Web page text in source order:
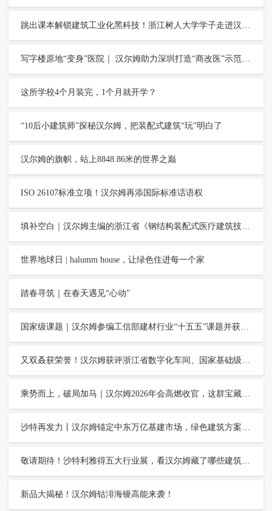
跳出课本解锁建筑工业化黑科技！浙江树人大学学子走进汉尔姆实景课堂
写字楼原地“变身”医院｜ 汉尔姆助力深圳打造“商改医”示范试点项目
这所学校4个月装完，1个月就开学？
“10后小建筑师”探秘汉尔姆，把装配式建筑“玩”明白了
汉尔姆的旗帜，站上8848.86米的世界之巅
ISO 26107标准立项！汉尔姆再添国际标准话语权
填补空白｜汉尔姆主编的浙江省《钢结构装配式医疗建筑技术指南》正式发布
世界地球日 | halumm house，让绿色住进每一个家
踏春寻筑｜在春天遇见“心动”
国家级课题｜汉尔姆参编工信部建材行业“十五五”课题并获高度认可
又双叒获荣誉！汉尔姆获评浙江省数字化车间、国家基础级智能工厂
乘势而上，破局加马｜汉尔姆2026年会高燃收官，这群宝藏伙伴太赞了！
沙特再发力丨汉尔姆锚定中东万亿基建市场，绿色建筑方案惊艳BIG5五大行业展
敬请期待！沙特利雅得五大行业展，看汉尔姆藏了哪些建筑黑科技？
新品大揭秘！汉尔姆钴渄海镘高能来袭！